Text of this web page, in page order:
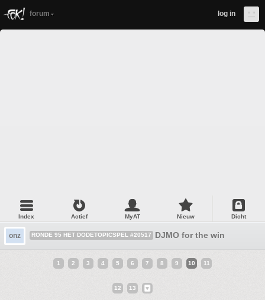
forum log in
Index Actief MyAT Nieuw Dicht
onz RONDE 95 HET DODETOPICSPEL #20517 DJMO for the win
1 2 3 4 5 6 7 8 9 10 11
12 13